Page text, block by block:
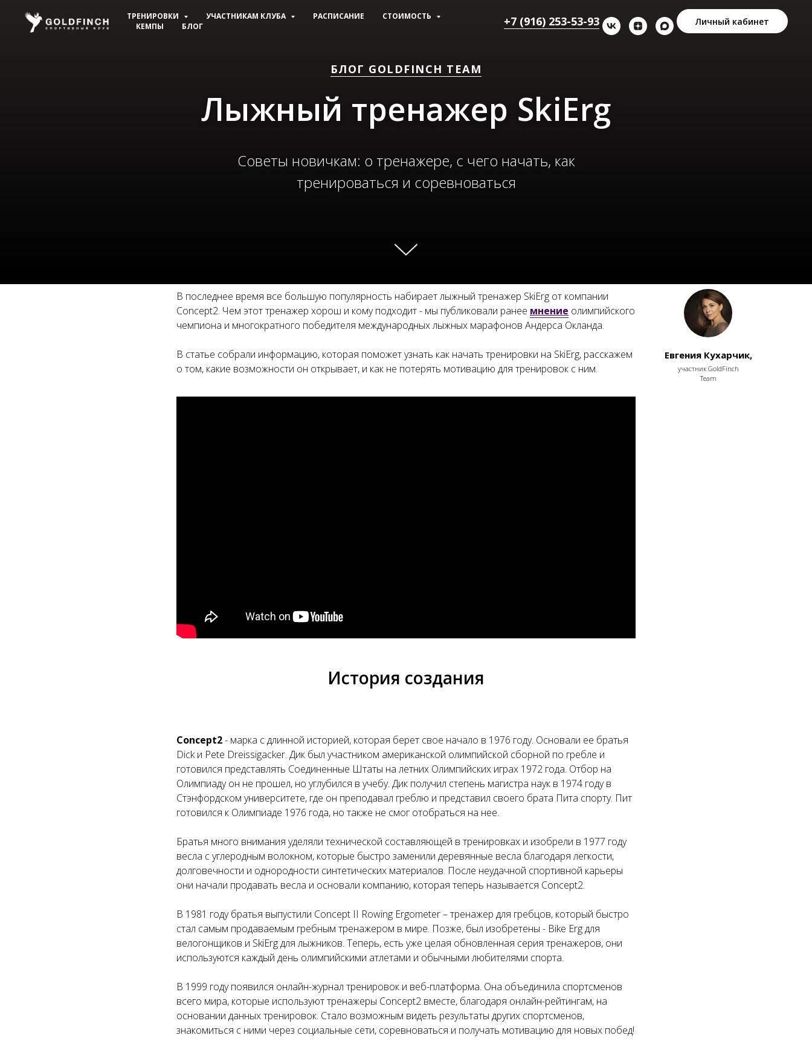
ТРЕНИРОВКИ УЧАСТНИКАМ КЛУБА РАСПИСАНИЕ
СТОИМОСТЬ
КЕМПЫ
БЛОГ +7 (916) 253-53-93 Личный кабинет
БЛОГ GOLDFINCH TEAM
Лыжный тренажер SkiErg
Советы новичкам: о тренажере, с чего начать, как
тренироваться и соревноваться
В последнее время все большую популярность набирает лыжный тренажер SkiErg от компании
Concept2. Чем этот тренажер хорош и кому подходит - мы публиковали ранее мнение олимпийского
чемпиона и многократного победителя международных лыжных марафонов Андерса Окланда.
В статье собрали информацию, которая поможет узнать как начать тренировки на SkiErg, расскажем
о том, какие возможности он открывает, и как не потерять мотивацию для тренировок с ним.
Евгения Кухарчик,
участник GoldFinch
Team
История создания
Concept2- марка с длинной историей, которая берет свое начало в 1976 году. Основали ее братья
Dick и Pete Dreissigacker. Дик был участником американской олимпийской сборной по гребле и
готовился представлять Соединенные Штаты на летних Олимпийских играх 1972 года. Отбор на
Олимпиаду он не прошел, но углубился в учебу. Дик получил степень магистра наук в 1974 году в
Стэнфордском университете, где он преподавал греблю и представил своего брата Пита спорту. Пит
готовился к Олимпиаде 1976 года, но также не смог отобраться на нее.
Братья много внимания уделяли технической составляющей в тренировках и изобрели в 1977 году
весла с углеродным волокном, которые быстро заменили деревянные весла благодаря легкости,
долговечности и однородности синтетических материалов. После неудачной спортивной карьеры
они начали продавать весла и основали компанию, которая теперь называется Concept2.
В 1981 году братья выпустили Concept II Rowing Ergometer – тренажер для гребцов, который быстро
стал самым продаваемым гребным тренажером в мире. Позже, был изобретены - Bike Erg для
велогонщиков и SkiErg для лыжников. Теперь, есть уже целая обновленная серия тренажеров, они
используются каждый день олимпийскими атлетами и обычными любителями спорта.
В 1999 году появился онлайн-журнал тренировок и веб-платформа. Она объединила спортсменов
всего мира, которые используют тренажеры Concept2 вместе, благодаря онлайн-рейтингам, на
основании данных тренировок. Стало возможным видеть результаты других спортсменов,
знакомиться с ними через социальные сети, соревноваться и получать мотивацию для новых побед!